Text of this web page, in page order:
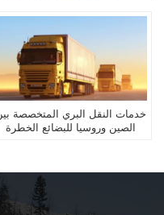
خدمات النقل البري المتخصصة
الصين وروسيا للبضائع الخطرة